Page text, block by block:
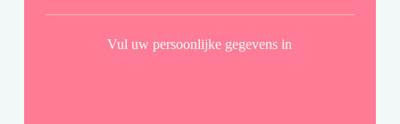
Vul uw persoonlijke gegevens in